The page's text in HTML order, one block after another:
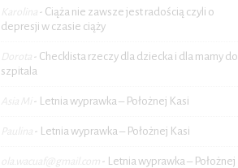
Karolina - Ciąża nie zawsze jest radością czyli o
depresji w czasie ciąży
Dorota - Checklista rzeczy dla dziecka i dla mamy do
szpitala
Asia Mi - Letnia wyprawka – Położnej Kasi
Paulina - Letnia wyprawka – Położnej Kasi
ola.wacuaf@gmail.com - Letnia wyprawka – Położnej